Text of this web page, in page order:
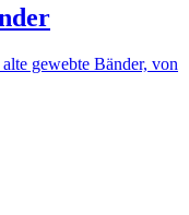
gewebte Bänder, von